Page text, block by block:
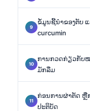
ຂໍ້ມູນຊີ້ນຳຂອງຕັບ
curcumin
ການກວດກ່ຽວກັບໝ
ມັກລືມ
ກ່ອນການຜ່າຕັດ ຫຼື
ປະຕິບັດ